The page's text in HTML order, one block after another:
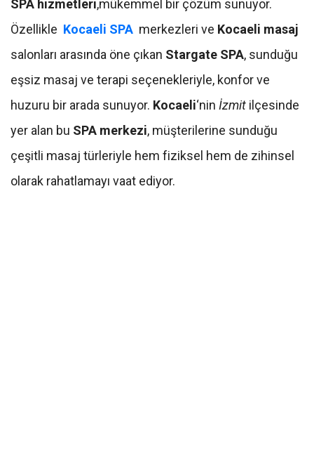
SPA hizmetleri,mükemmel bir çözüm sunuyor.
Özellikle Kocaeli SPA merkezleri ve Kocaeli masaj
salonları arasında öne çıkan Stargate SPA, sunduğu
eşsiz masaj ve terapi seçenekleriyle, konfor ve
huzuru bir arada sunuyor. Kocaeli‘nin İzmit ilçesinde
yer alan bu SPA merkezi, müşterilerine sunduğu
çeşitli masaj türleriyle hem fiziksel hem de zihinsel
olarak rahatlamayı vaat ediyor.